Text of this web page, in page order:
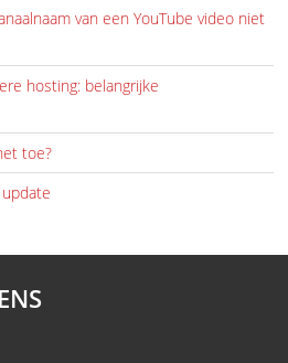
van een YouTube video niet
hosting: belangrijke
toe?